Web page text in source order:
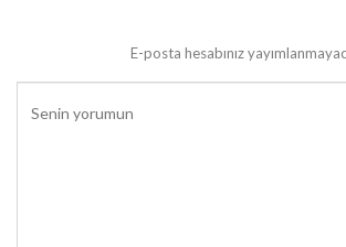
Bunun üzerine ashâb-ı kirâm, “Ey Allah’ın
E-posta hesabınız